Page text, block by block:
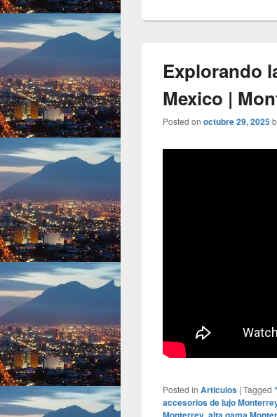
Explorando
Mexico |
Posted on octubre 29, 2025
Posted in Articulos | Tagged
accesorios de lujo